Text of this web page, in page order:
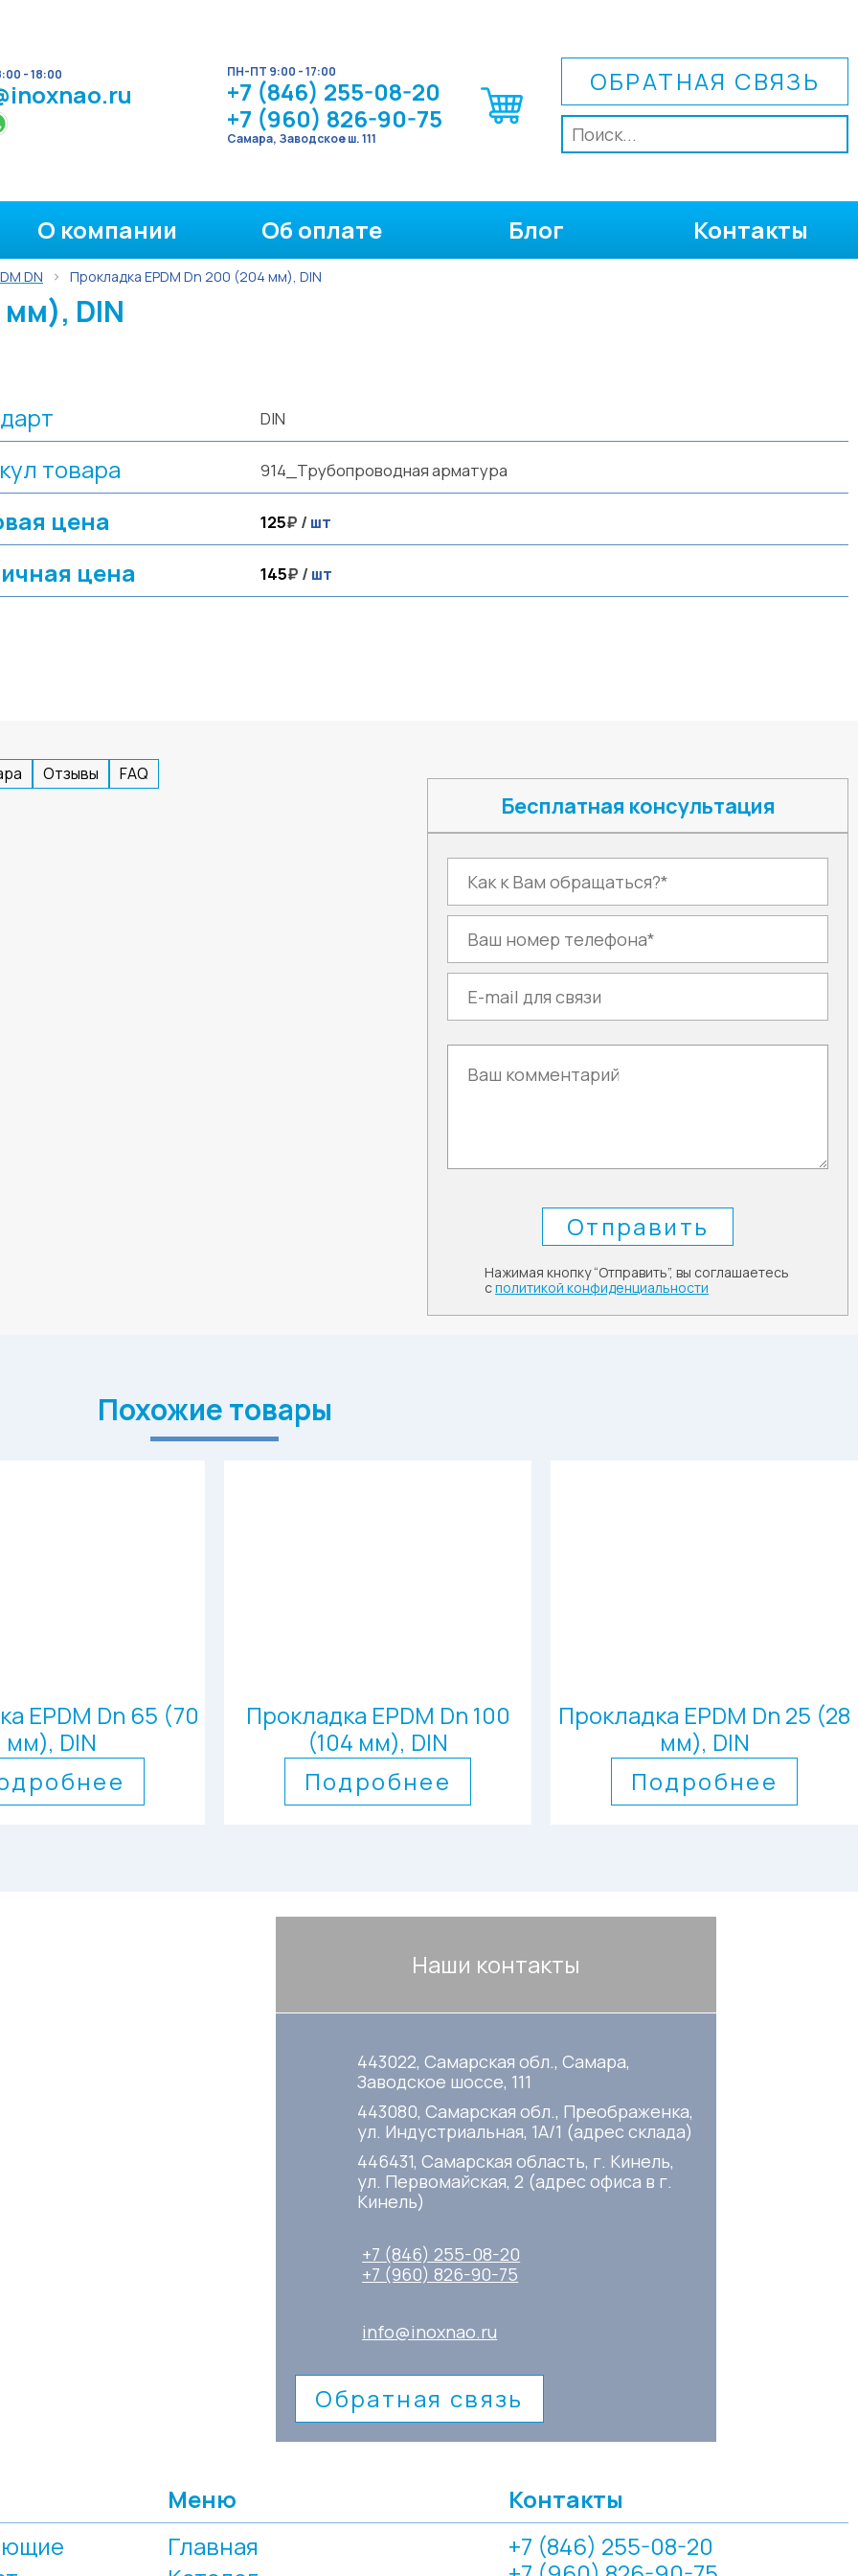
- 18:00 ПН-ПТ 9:00 - 17:00
+7 (846) 255-08-20
+7 (960) 826-90-75
Самара, Заводское ш. 111
ОБРАТНАЯ СВЯЗЬ
О компании Об оплате Блог Контакты
DN Прокладка EPDM Dn 200 (204 мм), DIN
мм), DIN
DIN
товара 914_Трубопроводная арматура
цена 125₽ /шт
цена 145₽ /шт
Отзывы FAQ
Бесплатная консультация
Нажимая кнопку “Отправить”, вы соглашаетесь
сполитикой конфиденциальности
Похожие товары
EPDM Dn 65 (70
мм), DIN
Прокладка EPDM Dn 100
(104 мм), DIN
Подробнее
Прокладка EPDM Dn 25 (28
мм), DIN
Подробнее
Наши контакты
443022, Самарская обл., Самара,
Заводское шоссе, 111
443080, Самарская обл., Преображенка,
ул. Индустриальная, 1А/1 (адрес склада)
446431, Самарская область, г. Кинель,
ул. Первомайская, 2 (адрес офиса в г.
Кинель)
+7 (846) 255-08-20
+7 (960) 826-90-75
info@inoxnao.ru
Обратная связь
Меню
Главная
Контакты
+7 (846) 255-08-20